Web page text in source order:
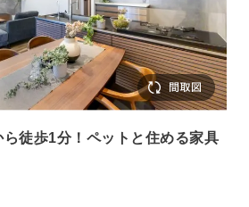
徒歩1分！ペットと住める家具